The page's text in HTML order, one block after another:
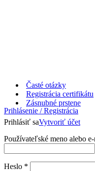
Časté otázky
Registrácia certifikátu
Prihlásenie / Registrácia
Prihlásiť saVytvoriť účet
Používateľské meno alebo
Heslo *
Zásnubné prstene